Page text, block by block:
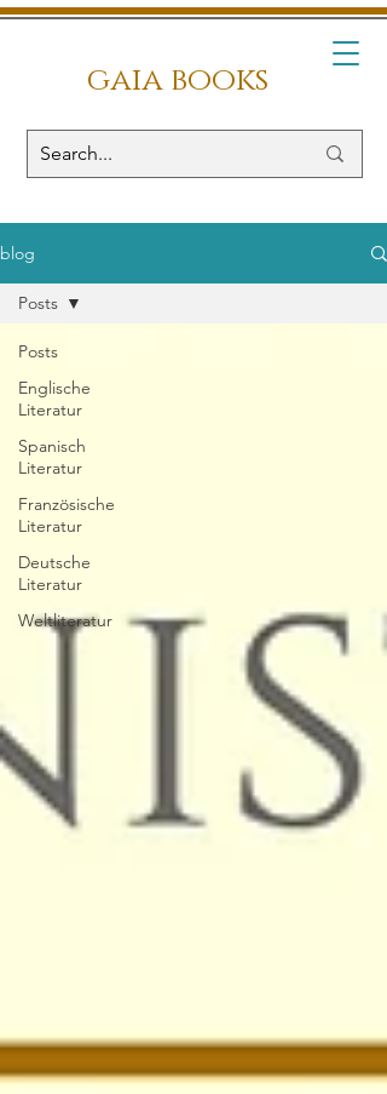
gaia books
blog
Posts
Englische
Literatur
Spanisch
Literatur
Französische
Literatur
Deutsche
Literatur
Weltliteratur
Posts